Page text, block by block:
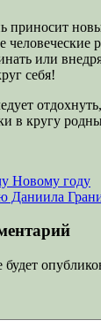
приносит
человеческие
или
себя!
в кругу
Новому году
Даниила